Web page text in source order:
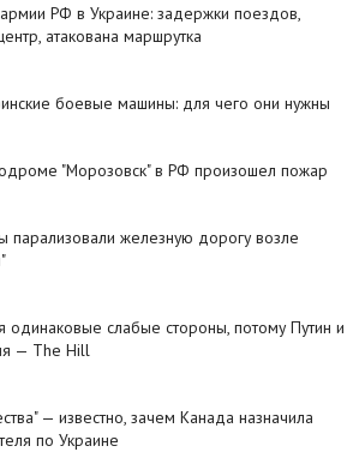
РФ в Украине: задержки поездов,
атакована маршрутка
боевые машины: для чего они нужны
"Морозовск" в РФ произошел пожар
парализовали железную дорогу возле
одинаковые слабые стороны, потому Путин и
— The Hill
— известно, зачем Канада назначила
по Украине